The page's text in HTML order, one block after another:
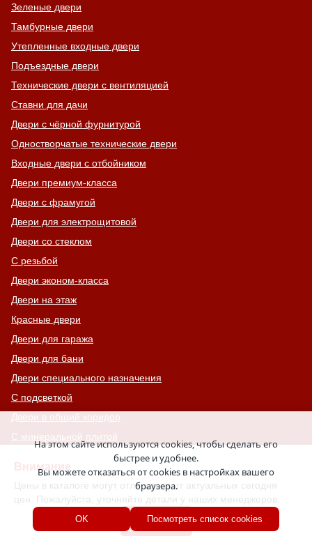
Внимание
Цены в каталоге могут отличаться от актуальных сегодня
цен. Пожалуйста, уточняйте детали у наших менеджеров.
Хорошо
Зеленые двери
Тамбурные двери
Утепленные входные двери
Подъездные двери
Технические двери с вентиляцией
Ставни для дачи
Двери с чёрной фурнитурой
Одностворчатые технические двери
Входные двери с отбойником
Двери премиум-класса
Двери с фрамугой
Двери для электрощитовой
Двери со стеклом
С резьбой
Двери эконом-класса
Двери на этаж
Красные двери
Двери для гаража
Двери для бани
Двери специального назначения
С подсветкой
Двери в общий коридор
С минеральной плитой
Двери с металлофиленкой
Двери для магазина
Элитные двери
Парадные двери
На этом сайте используются cookies, чтобы сделать его
быстрее и удобнее.
Вы можете отказаться от cookies в настройках вашего
браузера.
OK Посмотреть список cookies